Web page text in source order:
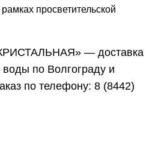
просветительской
— доставка
воды по Волгограду и
по телефону: 8 (8442)